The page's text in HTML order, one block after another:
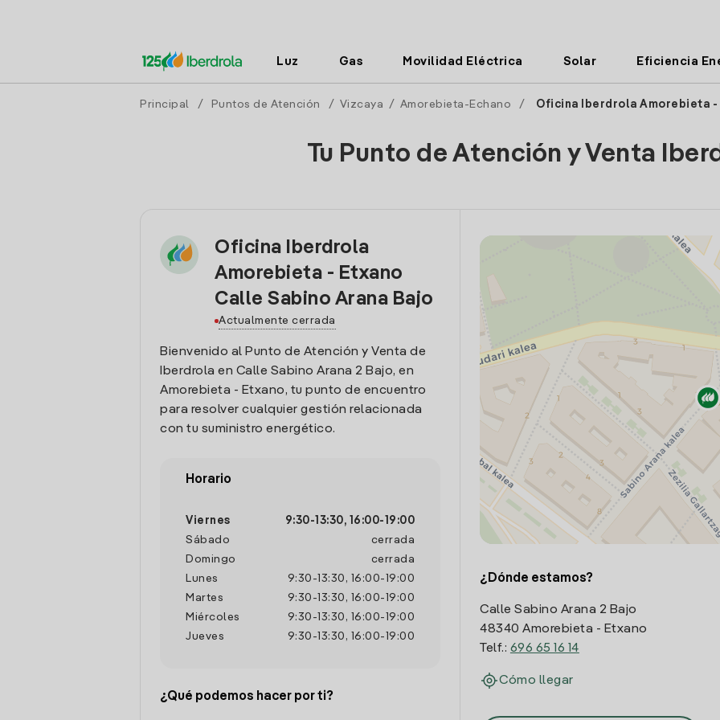
Luz Gas Movilidad Eléctrica Solar Eficiencia
Principal / Puntos de Atención / Vizcaya / Amorebieta-Echano / Oficina Iberdrola Amorebieta -
Tu Punto de Atención y Venta
Oficina Iberdrola
Amorebieta - Etxano
Calle Sabino Arana Bajo
Actualmente cerrada
Bienvenido al Punto de Atención y Venta de
Iberdrola en Calle Sabino Arana 2 Bajo, en
Amorebieta - Etxano, tu punto de encuentro
para resolver cualquier gestión relacionada
con tu suministro energético.
Horario
Viernes 9:30- 13:30, 16:00- 19:00
Sábado
cerrada
Domingo
cerrada
Lunes
9:30 - 13:30 , 16:00- 19:00
Martes
9:30 - 13:30 , 16:00- 19:00
Miércoles
9:30 - 13:30 , 16:00- 19:00
Jueves
9:30 - 13:30 , 16:00- 19:00
¿Qué podemos hacer por ti?
¿Dónde estamos?
Calle Sabino Arana 2 Bajo
48340 Amorebieta - Etxano
Telf.: 696 65 16 14
Cómo llegar